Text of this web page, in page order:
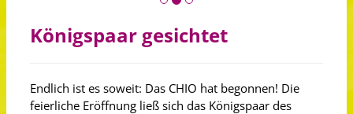
Königspaar gesichtet
Endlich ist es soweit: Das CHIO hat begonnen! Die
feierliche Eröffnung ließ sich das Königspaar des